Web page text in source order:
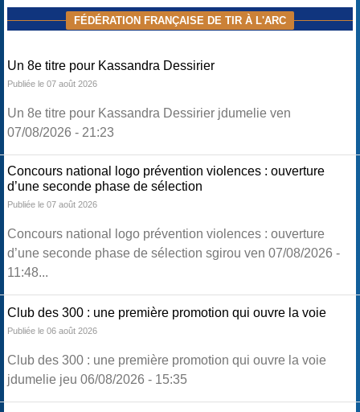
FÉDÉRATION FRANÇAISE DE TIR À L'ARC
Un 8e titre pour Kassandra Dessirier
Publiée le 07 août 2026
Un 8e titre pour Kassandra Dessirier jdumelie ven
07/08/2026 - 21:23
Concours national logo prévention violences : ouverture
d’une seconde phase de sélection
Publiée le 07 août 2026
Concours national logo prévention violences : ouverture
d’une seconde phase de sélection sgirou ven 07/08/2026 -
11:48...
Club des 300 : une première promotion qui ouvre la voie
Publiée le 06 août 2026
Club des 300 : une première promotion qui ouvre la voie
jdumelie jeu 06/08/2026 - 15:35